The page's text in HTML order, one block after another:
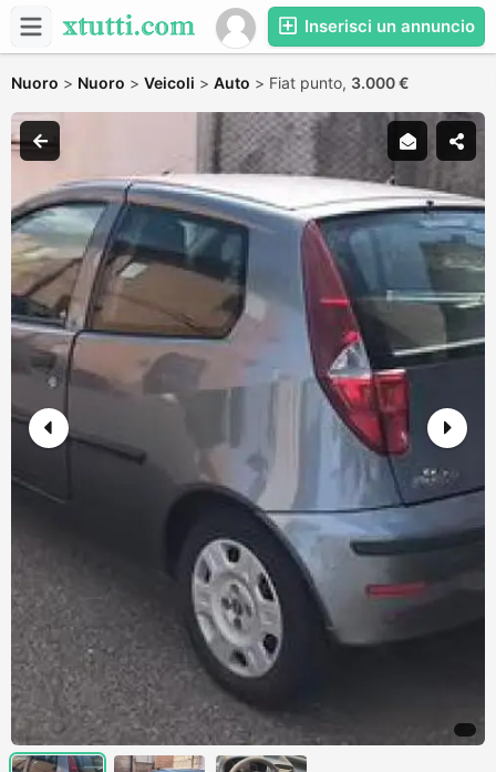
Inserisci un annuncio
Nuoro > Nuoro > Veicoli > Auto > Fiat punto, 3.000 €